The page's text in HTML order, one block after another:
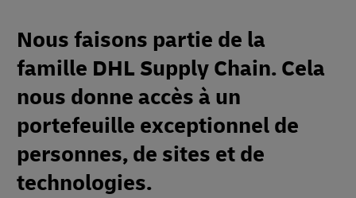
Nous faisons partie de la
famille DHL Supply Chain. Cela
nous donne accès à un
portefeuille exceptionnel de
personnes, de sites et de
technologies.